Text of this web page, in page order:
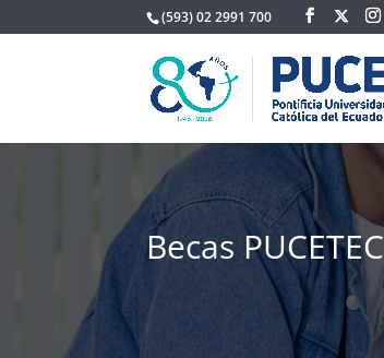
(593) 02 2991 700
Becas PUCETEC